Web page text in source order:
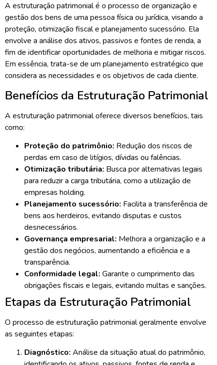
A estruturação patrimonial é o processo de organização e
gestão dos bens de uma pessoa física ou jurídica, visando a
proteção, otimização fiscal e planejamento sucessório. Ela
envolve a análise dos ativos, passivos e fontes de renda, a
fim de identificar oportunidades de melhoria e mitigar riscos.
Em essência, trata-se de um planejamento estratégico que
considera as necessidades e os objetivos de cada cliente.
Benefícios da Estruturação Patrimonial
A estruturação patrimonial oferece diversos benefícios, tais
como:
Proteção do patrimônio: Redução dos riscos de
perdas em caso de litígios, dívidas ou falências.
Otimização tributária: Busca por alternativas legais
para reduzir a carga tributária, como a utilização de
empresas holding.
Planejamento sucessório: Facilita a transferência de
bens aos herdeiros, evitando disputas e custos
desnecessários.
Governança empresarial: Melhora a organização e a
gestão dos negócios, aumentando a eficiência e a
transparência.
Conformidade legal: Garante o cumprimento das
obrigações fiscais e legais, evitando multas e sanções.
Etapas da Estruturação Patrimonial
O processo de estruturação patrimonial geralmente envolve
as seguintes etapas:
Diagnóstico: Análise da situação atual do patrimônio,